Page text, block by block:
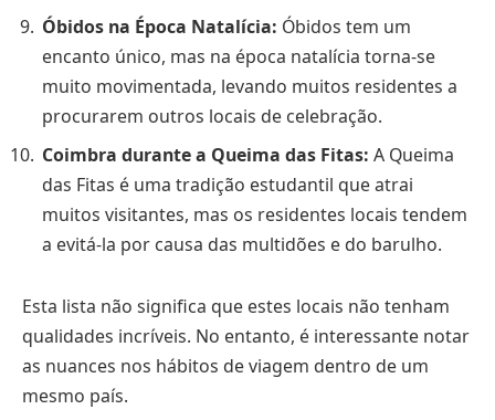
Óbidos na Época Natalícia: Óbidos tem um
encanto único, mas na época natalícia torna-se
muito movimentada, levando muitos residentes a
procurarem outros locais de celebração.
Coimbra durante a Queima das Fitas: A Queima
das Fitas é uma tradição estudantil que atrai
muitos visitantes, mas os residentes locais tendem
a evitá-la por causa das multidões e do barulho.
Esta lista não significa que estes locais não tenham
qualidades incríveis. No entanto, é interessante notar
as nuances nos hábitos de viagem dentro de um
mesmo país.